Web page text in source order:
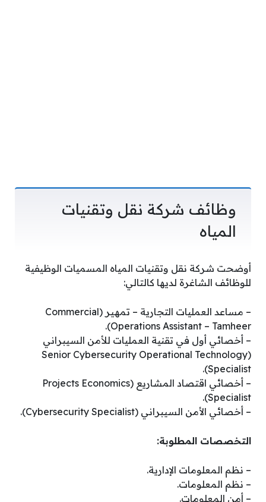
وظائف شركة نقل وتقنيات
المياه
أوضحت شركة نقل وتقنيات المياه المسميات الوظيفية
للوظائف الشاغرة لديها كالتالي:
– مساعد العمليات التجارية – تمهير (Commercial
Operations Assistant – Tamheer).
– أخصائي أول في تقنية العمليات للأمن السيبراني
(Senior Cybersecurity Operational Technology
Specialist).
– أخصائي اقتصاد المشاريع (Projects Economics
Specialist).
– أخصائي الأمن السيبراني (Cybersecurity Specialist).
التخصصات المطلوبة:
– نظم المعلومات الإدارية.
– نظم المعلومات.
– أمن المعلومات.